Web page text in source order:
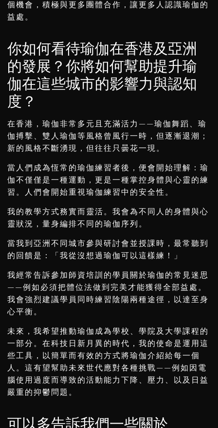
個機會，積極與更多團體合作，讓更多人認識瑜伽的
益處。
你如何看待瑜伽在香港及亞洲
的發展？你將如何幫助提升瑜
伽在這些城市的影響力與認知
度？
在香港，瑜伽非常多元且充滿活力——瑜伽舞蹈、瑜
伽搏擊、雙人瑜伽等風格曾風行一時，但逐漸退潮；
新的風格不斷湧現，但往往只曇花一現。
當人們成為恆常的瑜伽練習者後，便會開始理解：瑜
伽不僅僅是一種運動，更是一種掌控身體與心靈的練
習。人們會開始重視瑜伽練習中的安全性。
我的教學方式務實而靈活。我會為不同人的身體與心
靈狀況，量身編排不同的瑜伽序列。
當我到亞洲不同城市參與研討會並授課時，最常聽到
的回饋是：「我從沒想過瑜伽可以這樣練！」
我經常告訴參加師資培訓的學員關於瑜伽的常見迷思
——例如必須把體位法做到完美才能獲得全部益處。
我會強烈建議學員同時練習陰陽兩種途徑，以達至身
心平衡。
未來，我希望推動瑜伽成為學校、學院及大學課程的
一部分。在科技日新月異的時代，我的使命是運用這
些工具，以簡單而有效的方式將瑜伽介紹給每一個
人。這有望幫助未來世代應對各種挑戰——例如因電
腦使用過度而導致的活動能力下降、壓力、以及日益
嚴重的抑鬱問題。
可以多告訴我們一些關於